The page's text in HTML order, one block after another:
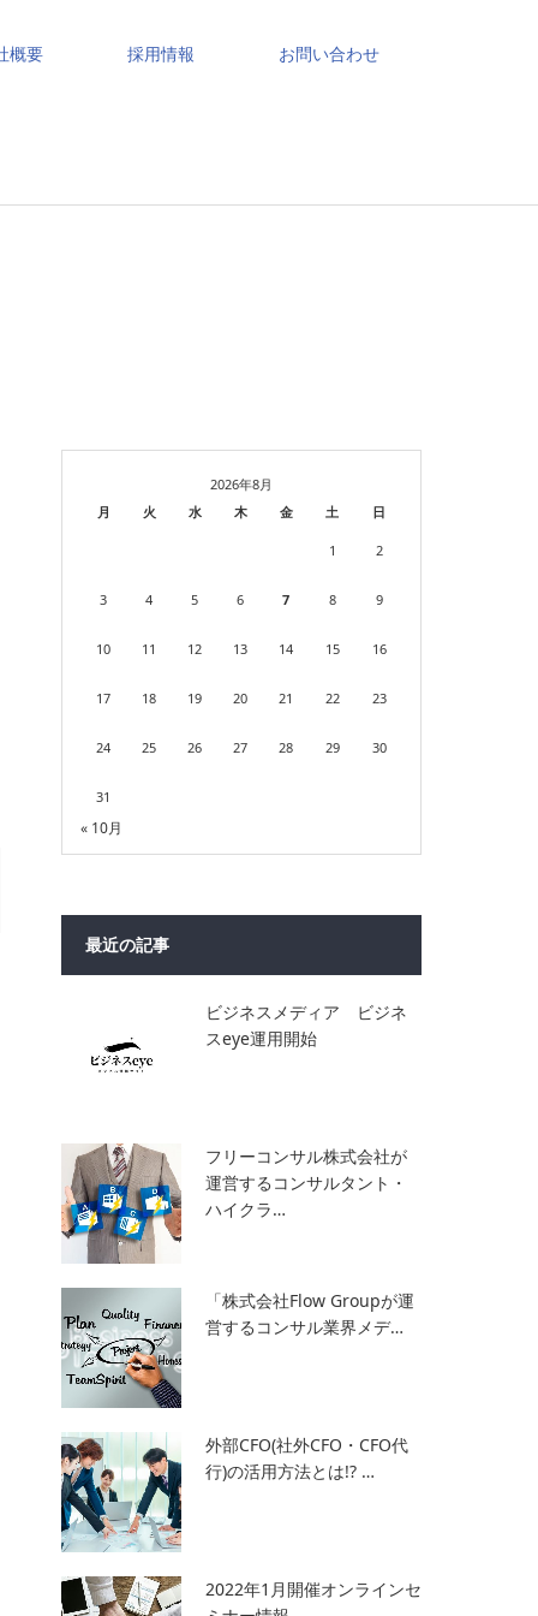
概要 採用情報 お問い合わせ
2026年8月
月
火 水 木 金 土 日
1 2
3 4 5 6 7 8 9
10 11 12 13 14 15 16
17 18 19 20 21 22 23
24 25 26 27 28 29 30
31
« 10月
最近の記事
ビジネスメディア ビジネ
スeye運用開始
フリーコンサル株式会社が
運営するコンサルタント・
ハイクラ…
「株式会社Flow Groupが運
営するコンサル業界メデ…
外部CFO(社外CFO・CFO代
行)の活用方法とは!? …
2022年1月開催オンラインセ